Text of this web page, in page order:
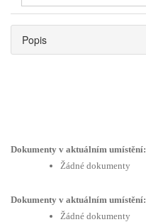
Popis
Dokumenty v aktuálním umístění:
Žádné dokumenty
Dokumenty v aktuálním umístění:
Žádné dokumenty